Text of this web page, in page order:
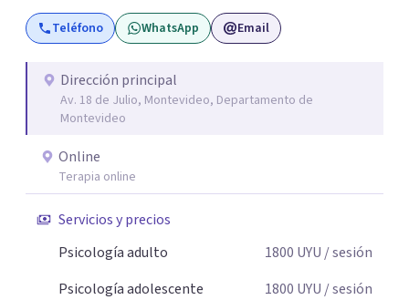
cada proceso es único y requiere ser alojado sin apuros ni
exigencias externas. Concibo el espacio terapéutico
puede ser desplegada, favoreciendo así, un proceso
sostenido, orientado al bienestar psíquico y al desarrollo
personal.
Teléfono WhatsApp Email
Dirección principal
Av. 18 de Julio, Montevideo, Departamento de
Montevideo
Online
Terapia online
Servicios y precios
Psicología adulto
1800 UYU / sesión
Psicología adolescente
1800 UYU / sesión